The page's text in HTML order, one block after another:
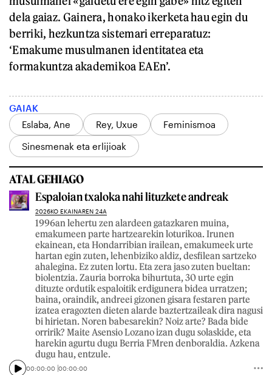
dela gaiaz. Gainera, honako ikerketa hau egin du
berriki, hezkuntza sistemari erreparatuz:
‘Emakume musulmanen identitatea eta
formakuntza akademikoa EAEn’.
GAIAK
Eslaba, Ane
Rey, Uxue
Feminismoa
Sinesmenak eta erlijioak
ATAL GEHIAGO
Espaloian txaloka nahi lituzkete andreak
2026KO EKAINAREN 24A
1996an lehertu zen alardeen gatazkaren muina,
emakumeen parte hartzearekin loturikoa. Irunen
ekainean, eta Hondarribian irailean, emakumeek urte
hartan egin zuten, lehenbiziko aldiz, desfilean sartzeko
ahalegina. Ez zuten lortu. Eta zera jaso zuten bueltan:
biolentzia. Zauria borroka bihurtuta, 30 urte egin
dituzte ordutik espaloitik erdigunera bidea urratzen;
baina, oraindik, andreei gizonen gisara festaren parte
izatea eragozten dieten alarde baztertzaileak dira nagusi
bi hirietan. Noren babesarekin? Noiz arte? Bada bide
orririk? Maite Asensio Lozano izan dugu solaskide, eta
harekin agurtu dugu Berria FMren denboraldia. Azkena
dugu hau, entzule.
00:00:00 00:00:00